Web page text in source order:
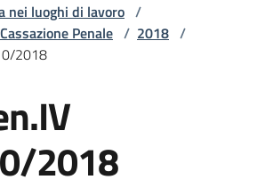
nei luoghi di lavoro /
Penale / 2018 /
2018
2018